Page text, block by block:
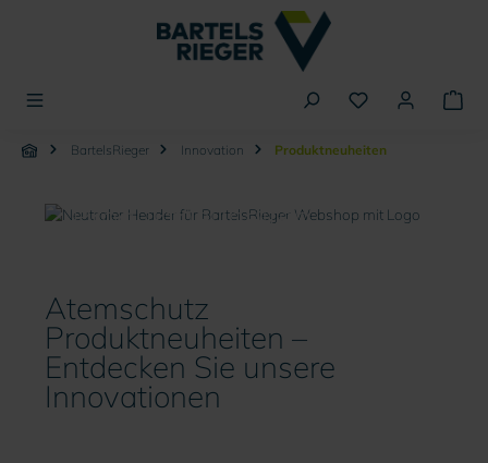
BartelsRieger Innovation Produktneuheiten
Produktneuheiten
Atemschutz
Produktneuheiten –
Entdecken Sie unsere
Innovationen